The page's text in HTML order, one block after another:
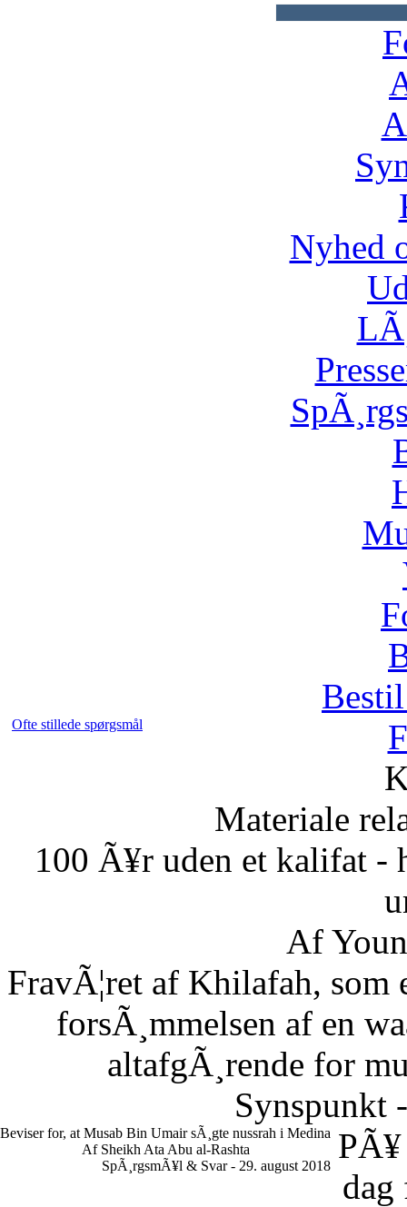
Nyhed
Ofte stillede spørgsmål
Materiale
100 Ã¥r uden et kalifat -
Af
FravÃ¦ret af Khilafah, som
forsÃ¸mmelsen af en
altafgÃ¸rende for
Synspunkt
Beviser for, at Musab Bin Umair sÃ¸gte nussrah i Medina
Af Sheikh Ata Abu al-Rashta
SpÃ¸rgsmÃ¥l & Svar - 29. august 2018
dag